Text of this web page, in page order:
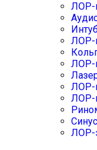
ЛОР-
ЛОР-
ЛОР-
ЛОР-
ЛОР-
ЛОР-